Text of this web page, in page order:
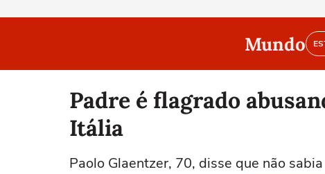
Mundo
Padre é flagrado
Itália
Paolo Glaentzer, 70, disse que não